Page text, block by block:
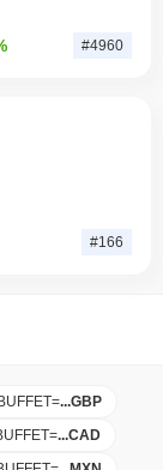
#4960
#166
=...GBP
=...CAD